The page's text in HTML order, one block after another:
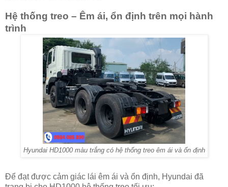
Hệ thống treo – Êm ái, ổn định trên mọi hành
trình
Hyundai HD1000 màu trắng có hệ thống treo êm ái và ổn định
Để đạt được cảm giác lái êm ái và ổn định, Hyundai đã